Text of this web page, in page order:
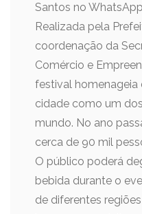
Santos no
Realizada pela
coordenação da
Comércio e
festival homenageia
cidade como um
mundo. No ano
cerca de 90 mil
O público poderá
bebida durante o
de diferentes